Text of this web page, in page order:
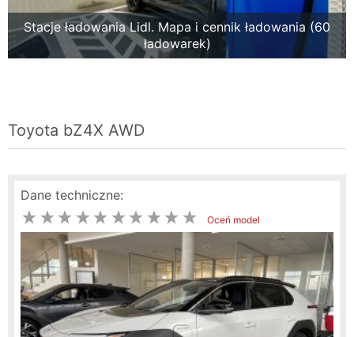
Stacje ładowania Lidl. Mapa i cennik ładowania (60
ładowarek)
Toyota bZ4X AWD
Dane techniczne:
Oceń model